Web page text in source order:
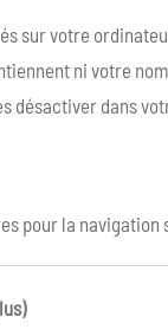
sur votre
ni votre
désactiver dans
pour la